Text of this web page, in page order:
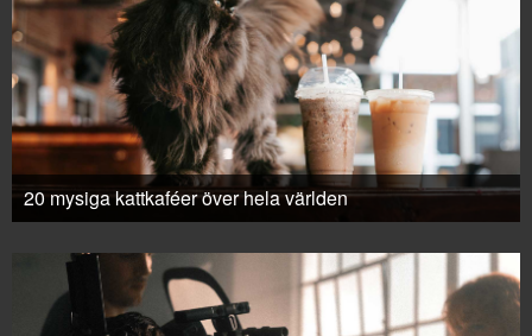
20 mysiga kattkaféer över hela världen